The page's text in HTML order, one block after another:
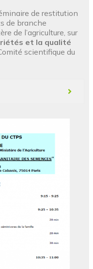
de restitution
de branche
de l’agriculture, sur
et la qualité
scientifique du